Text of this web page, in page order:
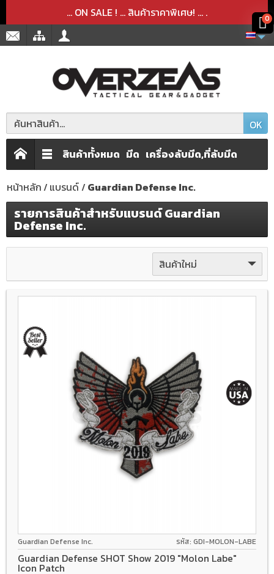
... ON SALE ! ... สินค้าราคาพิเศษ! ... .
OK
สินค้าทั้งหมด มีด เครื่องลับมีด,ที่ลับมีด
หน้าหลัก แบรนด์ Guardian Defense Inc.
รายการสินค้าสำหรับแบรนด์ Guardian
Defense Inc.
สินค้าใหม่
Guardian Defense Inc. รหัส: GDI-MOLON-LABE
Guardian Defense SHOT Show 2019 "Molon Labe"
Icon Patch
สินค้าได้เพิ่มลงในตะกร้าเรียบร้อยแล้ว
สินค้าได้ถูกลบออกจากตะกร้าเรียบร้อยแล้ว
0